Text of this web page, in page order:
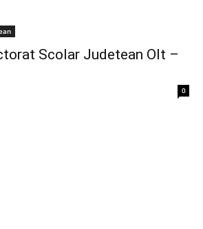
Scolar Judetean Olt –
0